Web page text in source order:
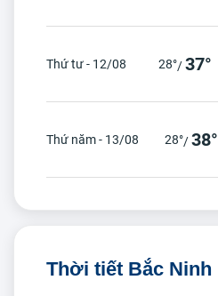
Thứ tư - 12/08 28°/37°
Thứ năm - 13/08 28°/38°
Thời tiết Bắc Ninh